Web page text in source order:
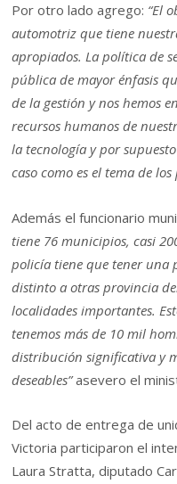
Por otro lado agrego: “El
automotriz que tiene
apropiados. La política de
pública de mayor énfasis
de la gestión y nos hemos
recursos humanos de
la tecnología y por
caso como es el tema de
Además el funcionario
tiene 76 municipios, casi
policía tiene que tener una
distinto a otras provincia
localidades importantes.
tenemos más de 10 mil
distribución significativa y
deseables”asevero el
Del acto de entrega de
Victoria participaron el
Laura Stratta, diputado